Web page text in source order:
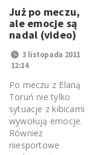
Już po meczu,
ale emocje są
nadal (video)
3 listopada 2011
12:14
Po meczu z Elaną
Toruń nie tylko
sytuacje z kibicami
wywołują emocje.
Również
niesportowe